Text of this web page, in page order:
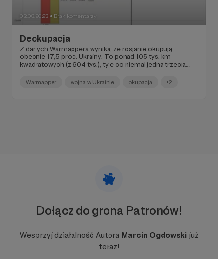
02.08.2023 ● Brak komentarzy
Deokupacja
Z danych Warmappera wynika, że rosjanie okupują
obecnie 17,5 proc. Ukrainy. To ponad 105 tys. km
kwadratowych (z 604 tys.), tyle co niemal jedna trzecia
Warmapper wojna w Ukrainie okupacja +2
Dołącz do grona Patronów!
Wesprzyj działalność Autora Marcin Ogdowski już
teraz!